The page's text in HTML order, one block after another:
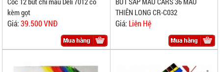
kèm gọt
Giá:39.500 VNĐ
THIÊN LONG CR-C032
Giá: Liên Hệ